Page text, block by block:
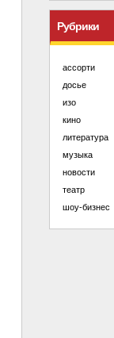
Рубрики
ассорти
досье
изо
кино
литература
музыка
новости
театр
шоу-бизнес